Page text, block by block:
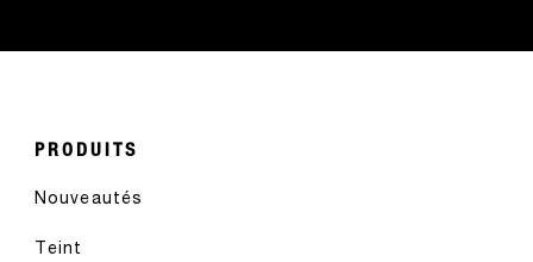
PRODUITS
Nouveautés
Teint